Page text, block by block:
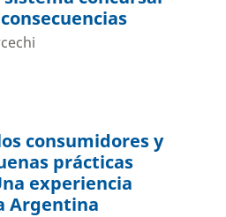
consumidores y
prácticas
experiencia
Argentina